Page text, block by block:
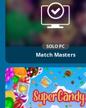
SOLO PC
Match Masters